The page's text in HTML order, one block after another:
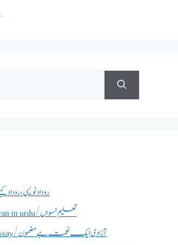
روداد نویسی
essay on taleem e niswan in urdu/تعلیم نسواں
azadi aik Naimat hai essay/آزادی ایک نعمت ہے مضمون